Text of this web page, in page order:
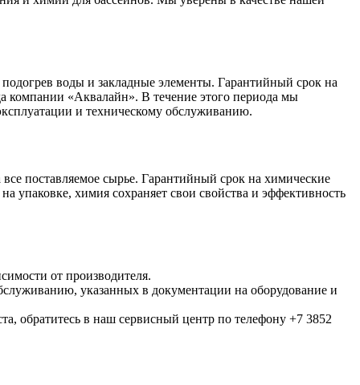
воды и закладные элементы. Гарантийный срок на
компании «Аквалайн». В течение этого периода мы
и техническому обслуживанию.
поставляемое сырье. Гарантийный срок на химические
упаковке, химия сохраняет свои свойства и эффективность
от производителя.
указанных в документации на оборудование и
обратитесь в наш сервисный центр по телефону +7 3852